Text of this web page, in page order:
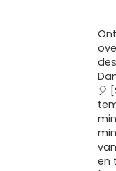
🎈
en